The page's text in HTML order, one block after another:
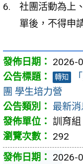
社團活動為上
單後，不得申
2026-
轉知
團 學生培力營
最新消
訓育組
292
2026-